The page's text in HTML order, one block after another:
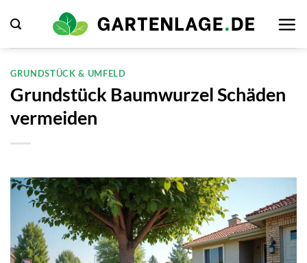
Inhalt
springen
GRUNDSTÜCK & UMFELD
Grundstück Baumwurzel Schäden
vermeiden